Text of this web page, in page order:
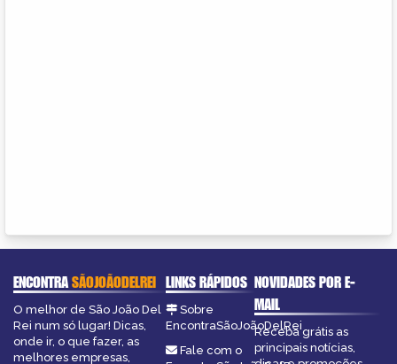
ENCONTRASÃOJOÃODELREI
O melhor de São João Del
Rei num só lugar! Dicas,
onde ir, o que fazer, as
melhores empresas,
LINKS RÁPIDOS
Sobre
EncontraSãoJoãoDelRei
Fale com o
NOVIDADES POR E-
MAIL
Receba grátis as
principais notícias,